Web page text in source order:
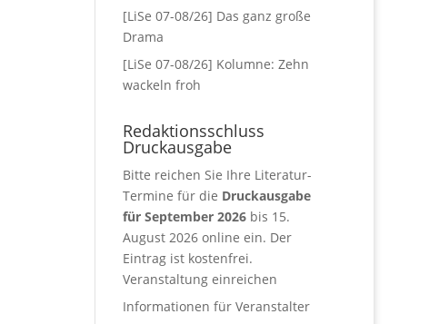
[LiSe 07-08/26] Das ganz große
Drama
[LiSe 07-08/26] Kolumne: Zehn
wackeln froh
Redaktionsschluss
Druckausgabe
Bitte reichen Sie Ihre Literatur-
Termine für die Druckausgabe
für September 2026 bis 15.
August 2026 online ein. Der
Eintrag ist kostenfrei.
Veranstaltung einreichen
Informationen für Veranstalter